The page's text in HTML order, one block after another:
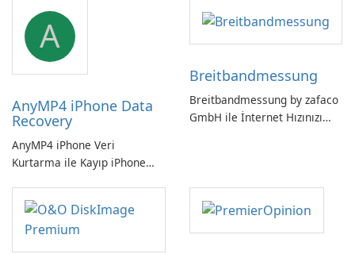
Linux ve Windows
ortamlarının sorunsuz
entegrasyonu için
A
AnyMP4 iPhone Data
Recovery
AnyMP4 iPhone Veri
Kurtarma ile Kayıp iPhone
Breitbandmessung
Breitbandmessung by zafaco
GmbH ile İnternet Hızınızı